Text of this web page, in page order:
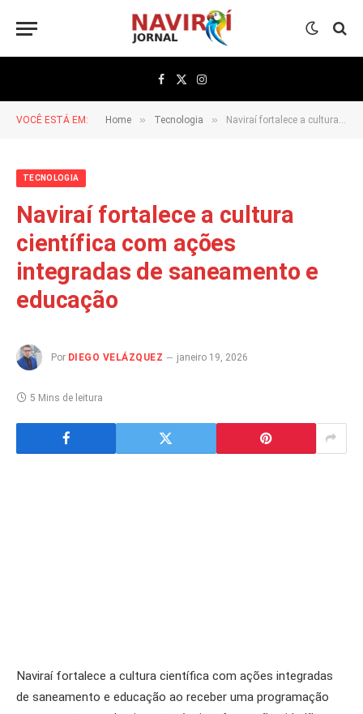
Facebook
X
(Twitter)
Instagram
VOCÊ ESTÁ EM: Home » Tecnologia » Naviraí fortalece a cultura científica com ações integradas de saneamento e educação
TECNOLOGIA
Naviraí fortalece a cultura
científica com ações
integradas de saneamento e
educação
Por DIEGO VELÁZQUEZ janeiro 19, 2026
5 Mins de leitura
Naviraí fortalece a cultura científica com ações integradas
de saneamento e educação ao receber uma programação